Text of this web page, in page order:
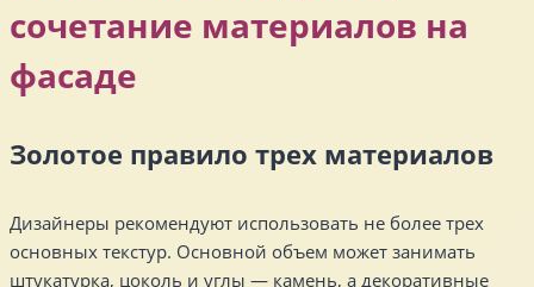
сочетание материалов на
фасаде
Золотое правило трех материалов
Дизайнеры рекомендуют использовать не более трех
основных текстур. Основной объем может занимать
штукатурка, цоколь и углы — камень, а декоративные